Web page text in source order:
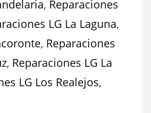
, Reparaciones
LG La Laguna,
, Reparaciones
, Reparaciones LG La
LG Los Realejos,